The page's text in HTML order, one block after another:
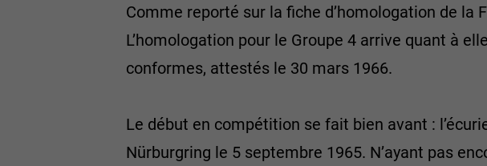
Comme reporté sur la fiche d’homologation de
L’homologation pour le Groupe 4 arrive quant à
conformes, attestés le 30 mars 1966.
Le début en compétition se fait bien avant :
Nürburgring le 5 septembre 1965. N’ayant pas